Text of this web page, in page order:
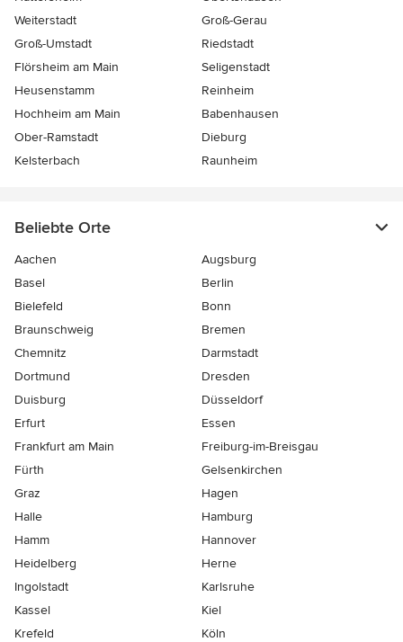
Weiterstadt
Groß-Gerau
Groß-Umstadt
Riedstadt
Flörsheim am Main
Seligenstadt
Heusenstamm
Reinheim
Hochheim am Main
Babenhausen
Ober-Ramstadt
Dieburg
Kelsterbach
Raunheim
Beliebte Orte
Aachen
Augsburg
Basel
Berlin
Bielefeld
Bonn
Braunschweig
Bremen
Chemnitz
Darmstadt
Dortmund
Dresden
Duisburg
Düsseldorf
Erfurt
Essen
Frankfurt am Main
Freiburg-im-Breisgau
Fürth
Gelsenkirchen
Graz
Hagen
Halle
Hamburg
Hamm
Hannover
Heidelberg
Herne
Ingolstadt
Karlsruhe
Kassel
Kiel
Krefeld
Köln